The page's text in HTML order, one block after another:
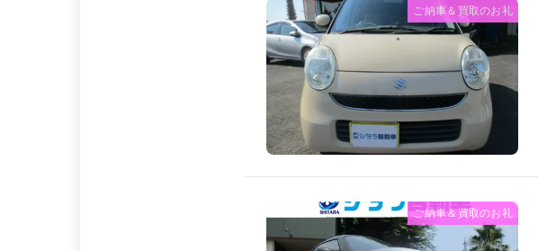
ご納車＆買取のお礼
ご納車＆買取のお礼